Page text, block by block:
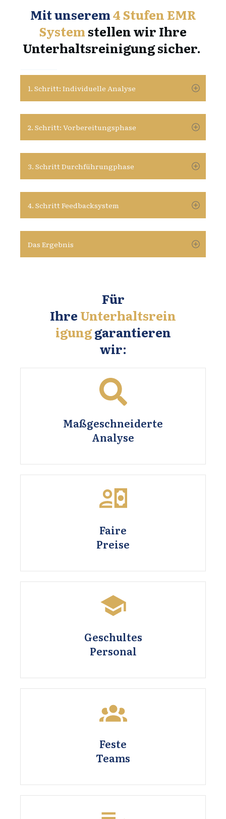
Mit unserem4 Stufen EMR
Systemstellen wir Ihre
Unterhaltsreinigung sicher.
1. Schritt: Individuelle Analyse
2. Schritt: Vorbereitungsphase
3. Schritt Durchführungphase
4. Schritt Feedbacksystem
Das Ergebnis
Für
Ihre Unterhaltsrein
igunggarantieren
wir:
Maßgeschneiderte
Analyse
Faire
Preise
Geschultes
Personal
Feste
Teams